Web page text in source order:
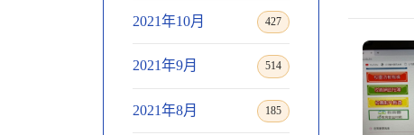
2021年10月 427
2021年9月 514
2021年8月 185